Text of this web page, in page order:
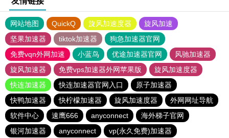
网站地图 QuickQ 旋风加速度器
旋风加速
坚果加速器
tiktok加速器
狗急加速器官网
免费vqn外网加速
小蓝鸟 优途加速器官网
风驰加速器
旋风加速器
免费vps加速器外网苹果版
旋风加速度器
快连加速器
快连加速器官网入口
原子加速器
快鸭加速器
快柠檬加速器 旋风加速度器
外网网址导航
软件中心
速鹰666 anyconnect
海外梯子官网
银河加速器
anyconnect
vp(永久免费)加速器